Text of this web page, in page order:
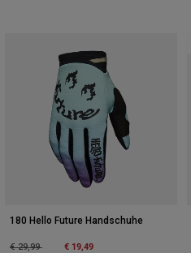
180 Hello Future Handschuhe
Price reduced from
€ 29,99to € 19,49